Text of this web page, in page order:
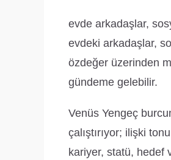
evde arkadaşlar,
evdeki arkadaşlar,
özdeğer üzerinden
gündeme gelebilir.
Venüs Yengeç
çalıştırıyor; ilişki
kariyer, statü, hedef